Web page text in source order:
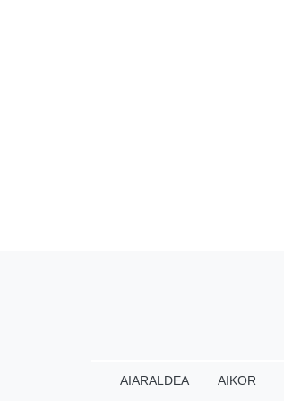
AIARALDEA AIKOR